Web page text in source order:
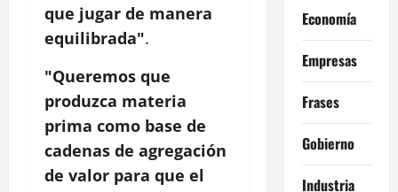
que jugar de manera
equilibrada".
"Queremos que
produzca materia
prima como base de
cadenas de agregación
de valor para que el
Economía
Empresas
Frases
Gobierno
Industria